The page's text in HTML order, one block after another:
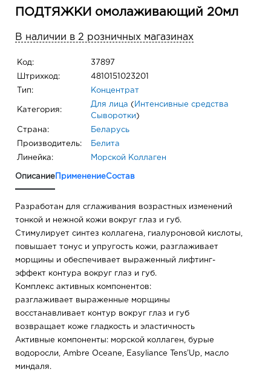
ПОДТЯЖКИ омолаживающий 20мл
В наличии в 2 розничных магазинах
Код: 37897
Штрихкод: 4810151023201
Тип: Концентрат
Категория:
Для лица ( Интенсивные средства
Сыворотки )
Страна: Беларусь
Производитель: Белита
Линейка: Морской Коллаген
Описание ПрименениеСостав
Разработан для сглаживания возрастных изменений
тонкой и нежной кожи вокруг глаз и губ.
Стимулирует синтез коллагена, гиалуроновой кислоты,
повышает тонус и упругость кожи, разглаживает
морщины и обеспечивает выраженный лифтинг-
эффект контура вокруг глаз и губ.
Комплекс активных компонентов:
разглаживает выраженные морщины
восстанавливает контур вокруг глаз и губ
возвращает коже гладкость и эластичность
Активные компоненты: морской коллаген, бурые
водоросли, Ambre Oceane, Easyliance Tens’Up, масло
миндаля.